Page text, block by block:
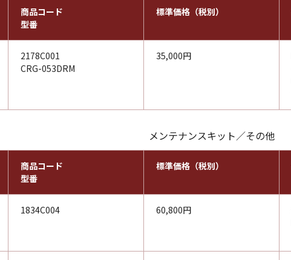
商品コード
型番
標準価格（税別）
2178C001
CRG-053DRM
35,000円
メンテナンスキット／その他
商品コード
型番
標準価格（税別）
1834C004 60,800円